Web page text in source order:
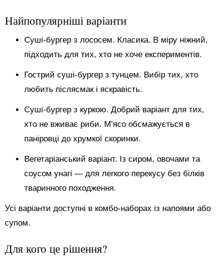
Найпопулярніші варіанти
Суші-бургер з лососем. Класика. В міру ніжний,
підходить для тих, хто не хоче експериментів.
Гострий суші-бургер з тунцем. Вибір тих, хто
любить післясмак і яскравість.
Суші-бургер з куркою. Добрий варіант для тих,
хто не вживає риби. М’ясо обсмажується в
паніровці до хрумкої скоринки.
Вегетаріанський варіант. Із сиром, овочами та
соусом унагі — для легкого перекусу без білків
тваринного походження.
Усі варіанти доступні в комбо-наборах із напоями або
супом.
Для кого це рішення?